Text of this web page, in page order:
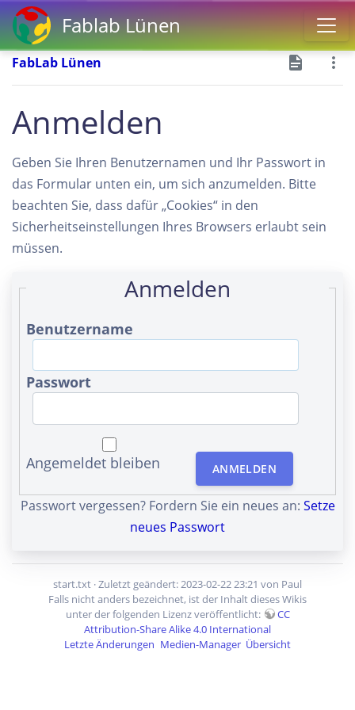
Fablab Lünen
FabLab Lünen
Anmelden
Geben Sie Ihren Benutzernamen und Ihr Passwort in
das Formular unten ein, um sich anzumelden. Bitte
beachten Sie, dass dafür „Cookies“ in den
Sicherheitseinstellungen Ihres Browsers erlaubt sein
müssen.
Anmelden
Benutzername
Passwort
Angemeldet bleiben ANMELDEN
Passwort vergessen? Fordern Sie ein neues an: Setze
neues Passwort
start.txt · Zuletzt geändert: 2023-02-22 23:21 von Paul
Falls nicht anders bezeichnet, ist der Inhalt dieses Wikis
unter der folgenden Lizenz veröffentlicht:
CC
Attribution-Share Alike 4.0 International
Letzte Änderungen Medien-Manager Übersicht